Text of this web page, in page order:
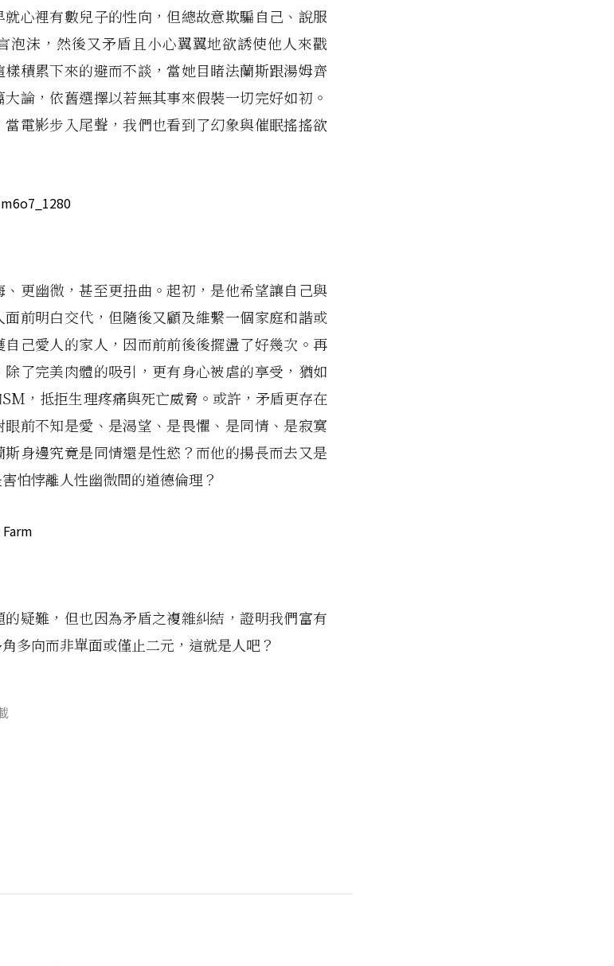
心裡有數兒子的性向，但總故意欺騙自己、說服
泡沫，然後又矛盾且小心翼翼地欲誘使他人來戳
積累下來的避而不談，當她目睹法蘭斯跟湯姆齊
論，依舊選擇以若無其事來假裝一切完好如初。
電影步入尾聲，我們也看到了幻象與催眠搖搖欲
更幽微，甚至更扭曲。起初，是他希望讓自己與
前明白交代，但隨後又顧及維繫一個家庭和諧或
己愛人的家人，因而前前後後擺盪了好幾次。再
了完美肉體的吸引，更有身心被虐的享受，猶如
，抵拒生理疼痛與死亡威脅。或許，矛盾更存在
前不知是愛、是渴望、是畏懼、是同情、是寂寞
身邊究竟是同情還是性慾？而他的揚長而去又是
怕悖離人性幽微間的道德倫理？
疑難，但也因為矛盾之複雜糾結，證明我們富有
多向而非單面或僅止二元，這就是人吧？